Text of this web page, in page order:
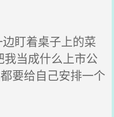
盯着桌子上的菜
我当成什么上市公
要给自己安排一个